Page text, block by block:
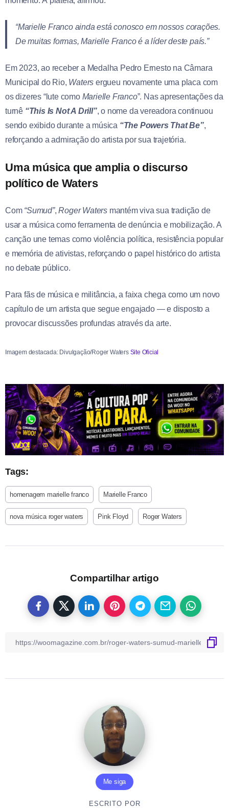
“Marielle Franco ainda está conosco em nossos corações.
De muitas formas, Marielle Franco é a líder deste país.”
Em 2023, ao receber a Medalha Pedro Ernesto na Câmara
Municipal do Rio, Waters ergueu novamente uma placa com
os dizeres “lute como Marielle Franco”. Nas apresentações da
turnê “This Is Not A Drill”, o nome da vereadora continuou
sendo exibido durante a música “The Powers That Be”,
reforçando a admiração do artista por sua trajetória.
Uma música que amplia o discurso
político de Waters
Com “Sumud”,Roger Waters mantém viva sua tradição de
usar a música como ferramenta de denúncia e mobilização. A
canção une temas como violência política, resistência popular
e memória de ativistas, reforçando o papel histórico do artista
no debate público.
Para fãs de música e militância, a faixa chega como um novo
capítulo de um artista que segue engajado — e disposto a
provocar discussões profundas através da arte.
Imagem destacada: Divulgação/Roger Waters Site Oficial
Tags:
homenagem marielle franco Marielle Franco
nova música roger waters Pink Floyd Roger Waters
Compartilhar artigo
Me siga
ESCRITO POR